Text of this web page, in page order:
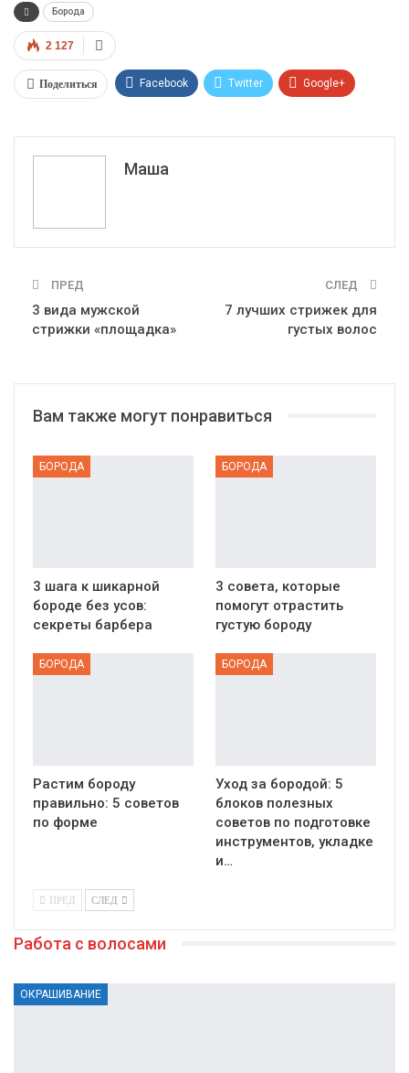
Борода
2 127
Поделиться Facebook Twitter Google+
Маша
ПРЕД
3 вида мужской
стрижки «площадка»
СЛЕД
7 лучших стрижек для
густых волос
Вам также могут понравиться
БОРОДА
3 шага к шикарной
бороде без усов:
секреты барбера
БОРОДА
3 совета, которые
помогут отрастить
густую бороду
БОРОДА
Растим бороду
правильно: 5 советов
по форме
БОРОДА
Уход за бородой: 5
блоков полезных
советов по подготовке
инструментов, укладке
и…
ПРЕД СЛЕД
Работа с волосами
ОКРАШИВАНИЕ